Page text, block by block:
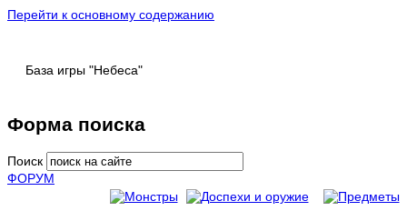
Перейти к основному содержанию
База игры "Небеса"
Форма поиска
Поиск
ФОРУМ